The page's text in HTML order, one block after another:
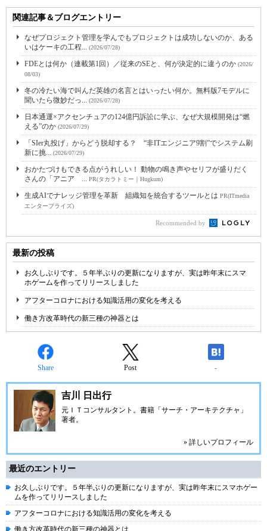
関連記事＆ブログエントリー
なぜプロジェクト管理を学んでもプロジェクトは成功しないのか、ある
いはケーキの工程... (2026/07/28)
FDEとは何か（連載第1回）／従来のSEと、何が決定的に違うのか (2026/
08/03)
冬の冷たい海で叫んだ英雄の名言とはいったい何か。無料版7モデルに
聞いたら微妙だっ... (2026/07/28)
日本通運×アクセンチュアの124億円訴訟に学ぶ、なぜ大規模開発は“燃
える”のか (2026/07/29)
「SIer丸投げ」からどう脱却する？ “非ITエンジニア9割”でシステム刷
新に挑... (2026/07/29)
おかたづけもできる点がうれしい！ 動物の鳴き声やセリフが盛りだく
さんの「アニア ... PR(タカラトミー｜Hugkum)
生成AIでナレッジ管理を革新 組織知を統合するツールとは PR(ITmedia
エンタープライズ)
Recommended by
最新の投稿
お久しぶりです。５年半ぶりの更新になりますが、実は昨年末にスマ
ホゲームを作ってリリースしました
アフターコロナにおける知識活用の変化を考える
働き方改革時代の新三種の神器とは
Share Post -
吉川 日出行
元ＩＴコンサルタント。書籍「サーチ・アーキテクチャ」
著者。
» 詳しいプロフィール
最近のエントリー
お久しぶりです。５年半ぶりの更新になりますが、実は昨年末にスマホゲー
ムを作ってリリースしました
アフターコロナにおける知識活用の変化を考える